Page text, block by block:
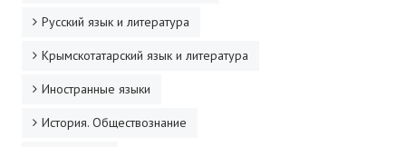
Русский язык и литература
Крымскотатарский язык и литература
Иностранные языки
История. Обществознание